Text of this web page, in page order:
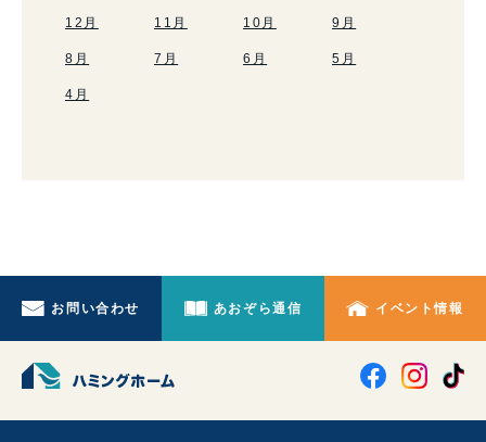
12月 11月 10月 9月
8月 7月 6月 5月
4月
お問い合わせ あおぞら通信 イベント情報